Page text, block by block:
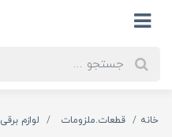
خانه قطعات.ملزومات لوازم برقی